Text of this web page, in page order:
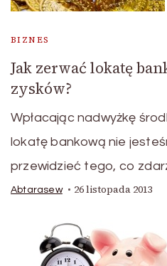
BIZNES
Jak zerwać lokatę
zysków?
Wpłacając nadwyżkę
lokatę bankową nie
przewidzieć tego, co
Abtarasew 26 listopada 2013